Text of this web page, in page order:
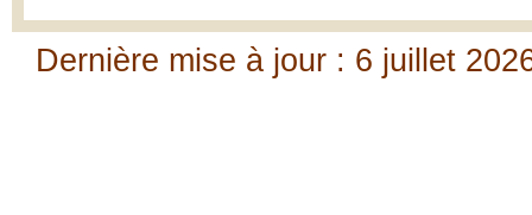
Dernière mise à jour : 6 juillet